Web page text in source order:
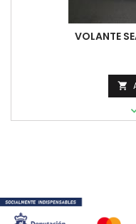
VOLANTE
